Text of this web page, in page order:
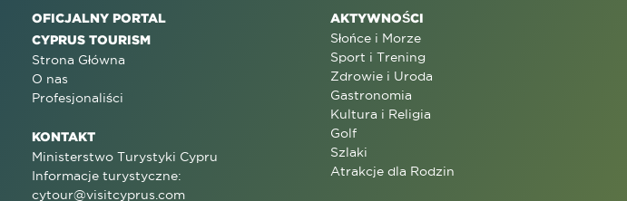
OFICJALNY PORTAL
CYPRUS TOURISM
Strona Główna
O nas
Profesjonaliści
KONTAKT
Ministerstwo Turystyki Cypru
Informacje turystyczne:
cytour@visitcyprus.com
AKTYWNOŚCI
Słońce i Morze
Sport i Trening
Zdrowie i Uroda
Gastronomia
Kultura i Religia
Golf
Szlaki
Atrakcje dla Rodzin